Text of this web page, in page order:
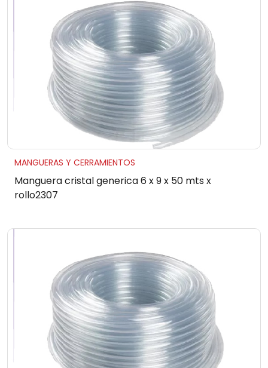
MANGUERAS Y CERRAMIENTOS
Manguera cristal generica 6 x 9 x 50 mts x
rollo2307